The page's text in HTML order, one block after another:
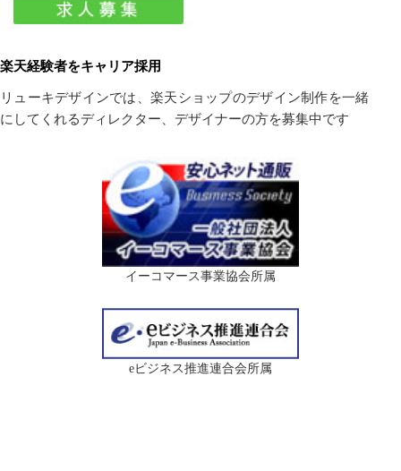
楽天経験者をキャリア採用
リューキデザインでは、楽天ショップのデザイン制作を一緒
にしてくれるディレクター、デザイナーの方を募集中です
イーコマース事業協会所属
eビジネス推進連合会所属